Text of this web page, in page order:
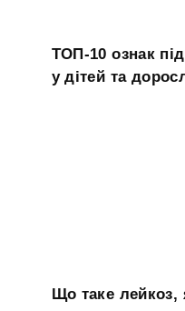
ТОП-10 ознак
у дітей та
Що таке лейкоз,